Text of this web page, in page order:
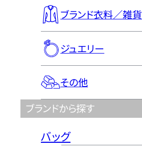
ブランド衣料／雑貨
ジュエリー
その他
ブランドから探す
バッグ